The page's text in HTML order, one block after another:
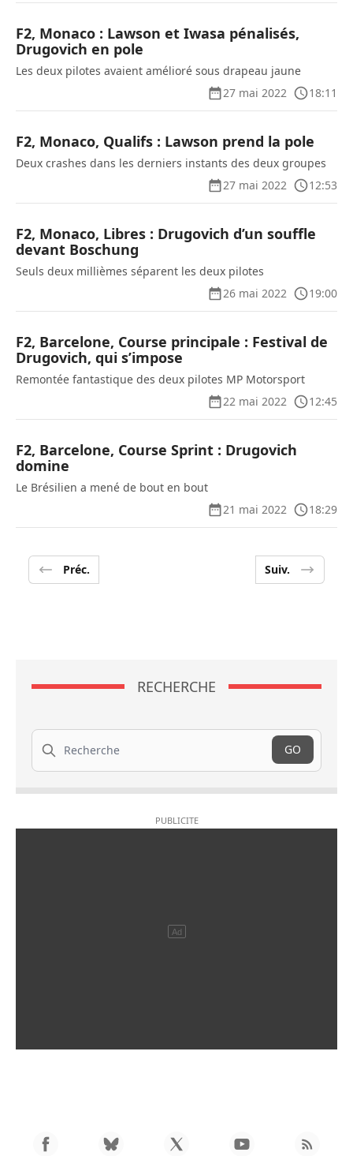
F2, Monaco : Lawson et Iwasa pénalisés,
Drugovich en pole
Les deux pilotes avaient amélioré sous drapeau jaune
27 mai 2022
18:11
F2, Monaco, Qualifs : Lawson prend la pole
Deux crashes dans les derniers instants des deux groupes
27 mai 2022
12:53
F2, Monaco, Libres : Drugovich d’un souffle
devant Boschung
Seuls deux millièmes séparent les deux pilotes
26 mai 2022
19:00
F2, Barcelone, Course principale : Festival de
Drugovich, qui s’impose
Remontée fantastique des deux pilotes MP Motorsport
22 mai 2022
12:45
F2, Barcelone, Course Sprint : Drugovich
domine
Le Brésilien a mené de bout en bout
21 mai 2022
18:29
Préc. Suiv.
RECHERCHE
Recherche
GO